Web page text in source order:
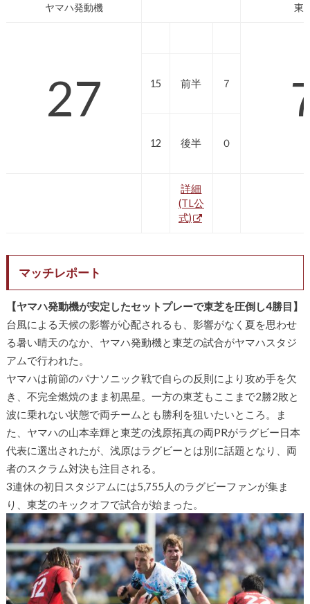
ヤマハ発動機 東
27 15 前半 ７
12 後半 ０
詳細
(TL公
式)
マッチレポート
【ヤマハ発動機が安定したセットプレーで東芝を圧倒し4勝目】
台風による天候の影響が心配されるも、影響がなく夏を思わせ
る暑い晴天のなか、ヤマハ発動機と東芝の試合がヤマハスタジ
アムで行われた。
ヤマハは前節のパナソニック戦で自らの反則により攻め手を欠
き、不完全燃焼のまま初黒星。一方の東芝もここまで2勝2敗と
波に乗れない状態で両チームとも勝利を狙いたいところ。ま
た、ヤマハの山本幸輝と東芝の浅原拓真の両PRがラグビー日本
代表に選出されたが、浅原はラグビーとは別に話題となり、両
者のスクラム対決も注目される。
3連休の初日スタジアムには5,755人のラグビーファンが集ま
り、東芝のキックオフで試合が始まった。